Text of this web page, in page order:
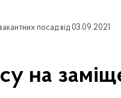
посад від 03.09.2021
на